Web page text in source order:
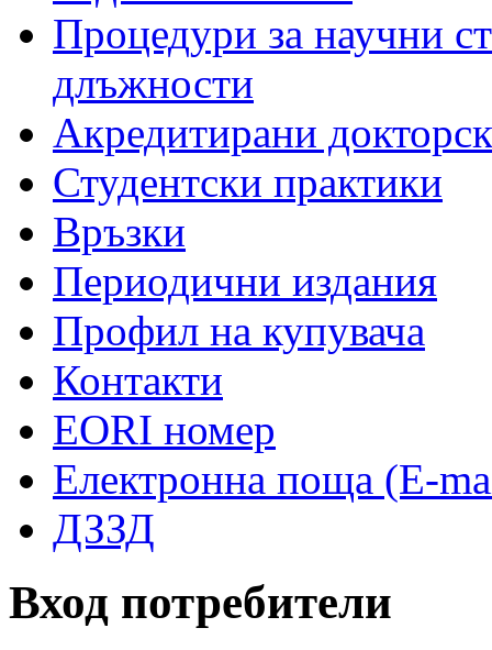
Процедури за научни
длъжности
Акредитирани
Студентски практики
Връзки
Периодични издания
Профил на купувача
Контакти
EORI номер
Електронна поща (E-
ДЗЗД
Вход потребители